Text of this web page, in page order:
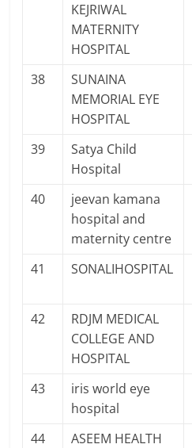
KEJRIWAL
MATERNITY
HOSPITAL
38
SUNAINA
MEMORIAL EYE
HOSPITAL
39
Satya Child
Hospital
40
jeevan kamana
hospital and
maternity centre
41 SONALIHOSPITAL
42
RDJM MEDICAL
COLLEGE AND
HOSPITAL
43
iris world eye
hospital
44
ASEEM HEALTH